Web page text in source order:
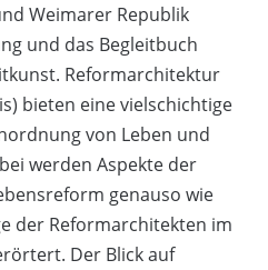
Weimarer Republik
und das Begleitbuch
Reformarchitektur
bieten eine vielschichtige
von Leben und
werden Aspekte der
genauso wie
der Reformarchitekten im
Der Blick auf